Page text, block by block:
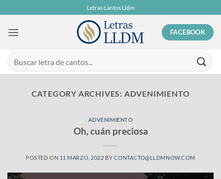
to
content
Letras cantos Lldm
FACEBOOK
CATEGORY ARCHIVES: ADVENIMIENTO
ADVENIMIENTO
Oh, cuán preciosa
POSTED ON 11 MARZO, 2022 BY CONTACTO@LLDMNOW.COM